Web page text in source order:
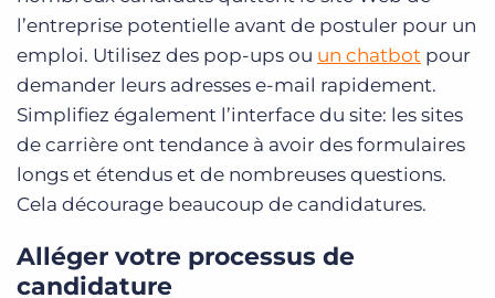
l’entreprise potentielle avant de postuler pour un
emploi. Utilisez des pop-ups ou un chatbot pour
demander leurs adresses e-mail rapidement.
Simplifiez également l’interface du site: les sites
de carrière ont tendance à avoir des formulaires
longs et étendus et de nombreuses questions.
Cela décourage beaucoup de candidatures.
Alléger votre processus de
candidature